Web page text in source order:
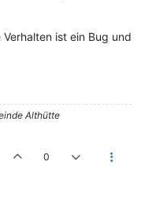
ist ein Bug und
Althütte
0